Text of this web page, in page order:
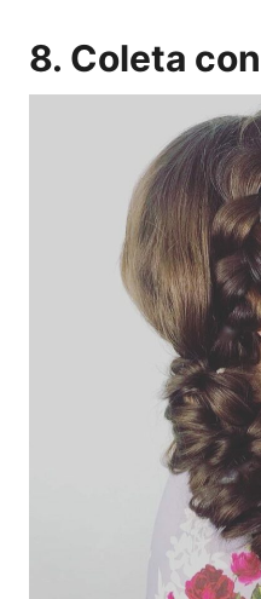
8. Coleta